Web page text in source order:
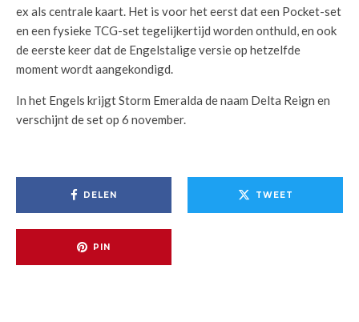
ex als centrale kaart. Het is voor het eerst dat een Pocket-set
en een fysieke TCG-set tegelijkertijd worden onthuld, en ook
de eerste keer dat de Engelstalige versie op hetzelfde
moment wordt aangekondigd.
In het Engels krijgt Storm Emeralda de naam Delta Reign en
verschijnt de set op 6 november.
DELEN TWEET
PIN